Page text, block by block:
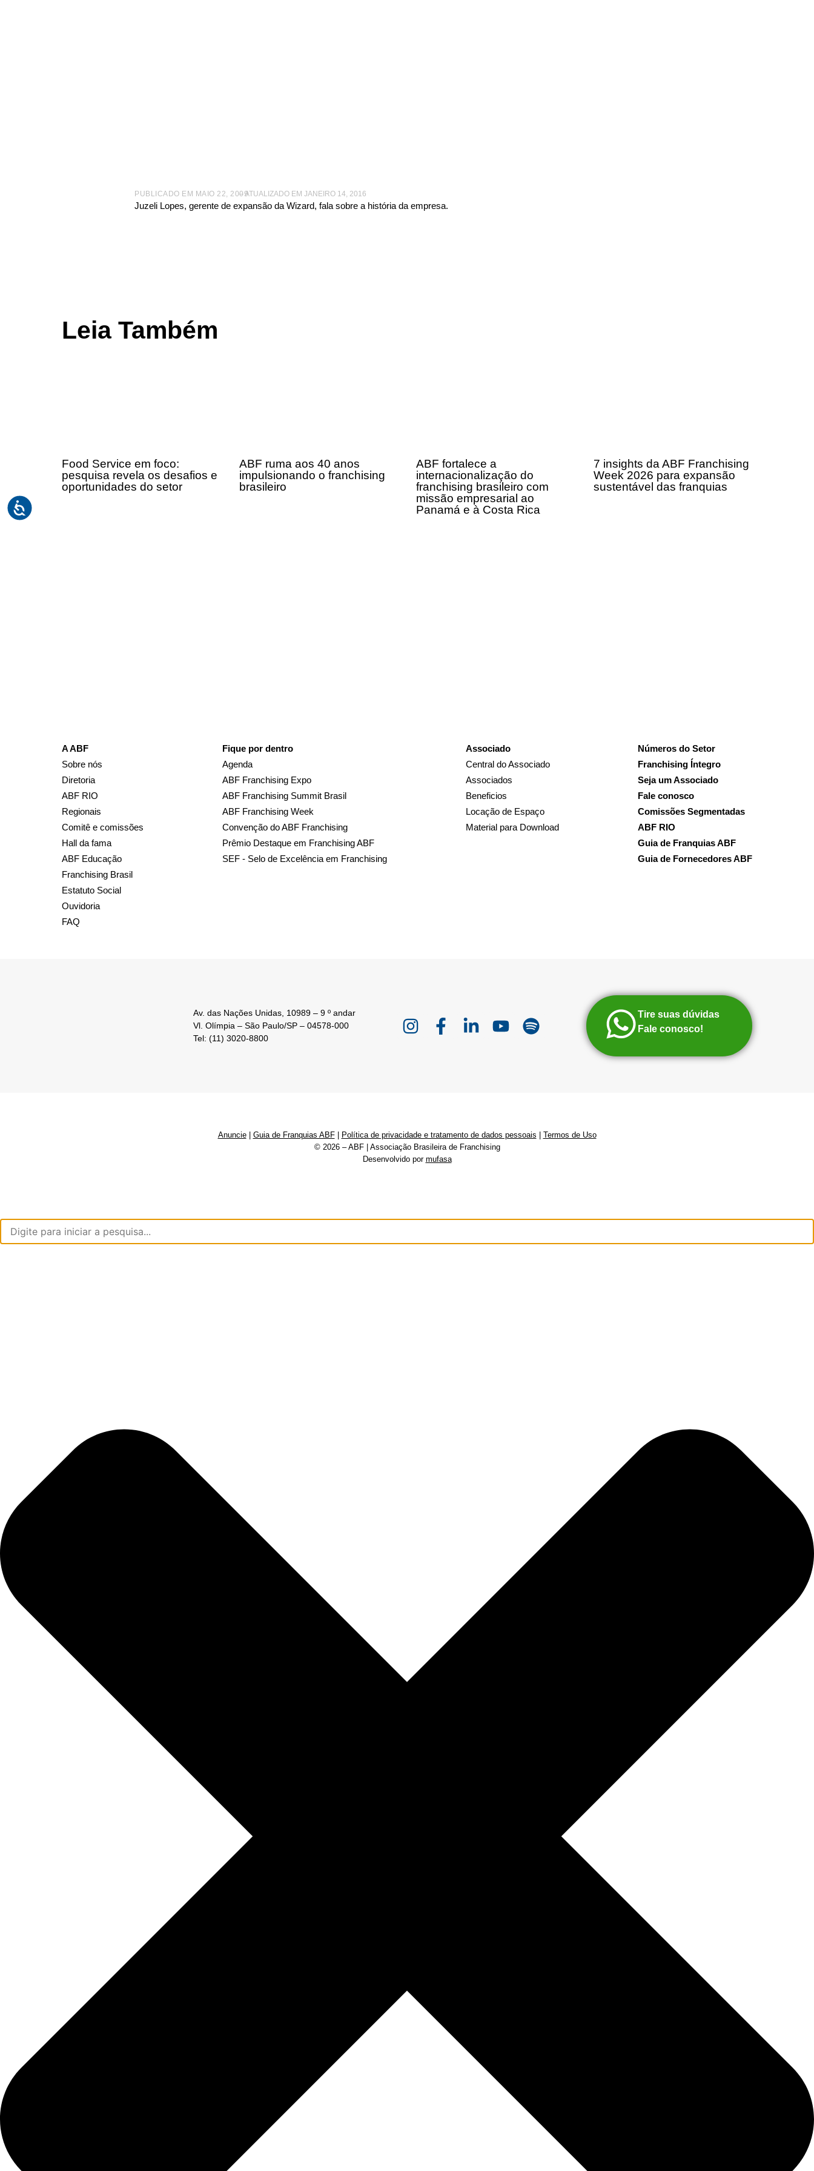
PUBLICADO EM MAIO 22, 2009– ATUALIZADO EM JANEIRO 14, 2016
Juzeli Lopes, gerente de expansão da Wizard, fala sobre a história da empresa.
Leia Também
Food Service em foco:
pesquisa revela os desafios e
oportunidades do setor
ABF ruma aos 40 anos
impulsionando o franchising
brasileiro
ABF fortalece a
internacionalização do
franchising brasileiro com
missão empresarial ao
Panamá e à Costa Rica
7 insights da ABF Franchising
Week 2026 para expansão
sustentável das franquias
A ABF
Sobre nós
Diretoria
ABF RIO
Regionais
Comitê e comissões
Hall da fama
ABF Educação
Franchising Brasil
Estatuto Social
Ouvidoria
FAQ
Fique por dentro
Agenda
ABF Franchising Expo
ABF Franchising Summit Brasil
ABF Franchising Week
Convenção do ABF Franchising
Prêmio Destaque em Franchising ABF
SEF - Selo de Excelência em Franchising
Associado
Central do Associado
Associados
Beneficios
Locação de Espaço
Material para Download
Números do Setor
Franchising Íntegro
Seja um Associado
Fale conosco
Comissões Segmentadas
ABF RIO
Guia de Franquias ABF
Guia de Fornecedores ABF
Av. das Nações Unidas, 10989 – 9 º andar
Vl. Olímpia – São Paulo/SP – 04578-000
Tel: (11) 3020-8800
Tire suas dúvidas
Fale conosco!
Anuncie| Guia de Franquias ABF| Política de privacidade e tratamento de dados pessoais
Termos de Uso
© 2026 – ABF | Associação Brasileira de Franchising
Desenvolvido por mufasa